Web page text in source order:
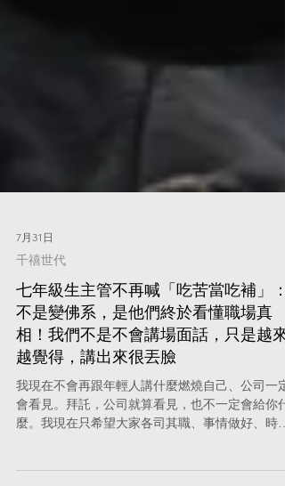
7月31日
千禧世代
七年級生主管不再喊「吃苦當吃補」：
不是變佛系，是他們終於看懂職場真
相！我們不是不會講場面話，只是越來
越覺得，講出來很丟臉
我現在不會再跟年輕人講什麼燃燒自己、公司一定
到準時下班，不要出包、不要互相傷害、不要害我